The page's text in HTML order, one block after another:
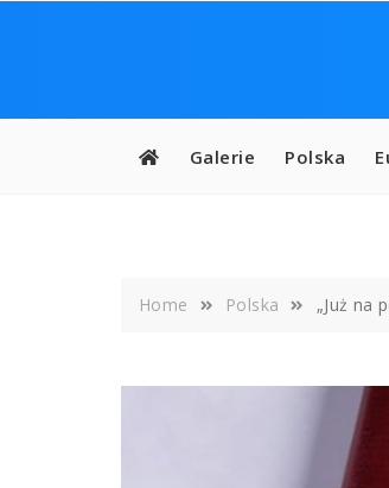
Galerie Polska
Home Polska „Już na